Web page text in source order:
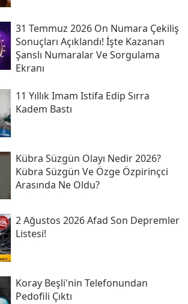
31 Temmuz 2026 On Numara Çekiliş
Sonuçları Açıklandı! İşte Kazanan
Şanslı Numaralar Ve Sorgulama
Ekranı
11 Yıllık Imam Istifa Edip Sırra
Kadem Bastı
Kübra Süzgün Olayı Nedir 2026?
Kübra Süzgün Ve Özge Özpirinçci
Arasında Ne Oldu?
2 Ağustos 2026 Afad Son Depremler
Listesi!
Koray Beşli'nin Telefonundan
Pedofili Çıktı